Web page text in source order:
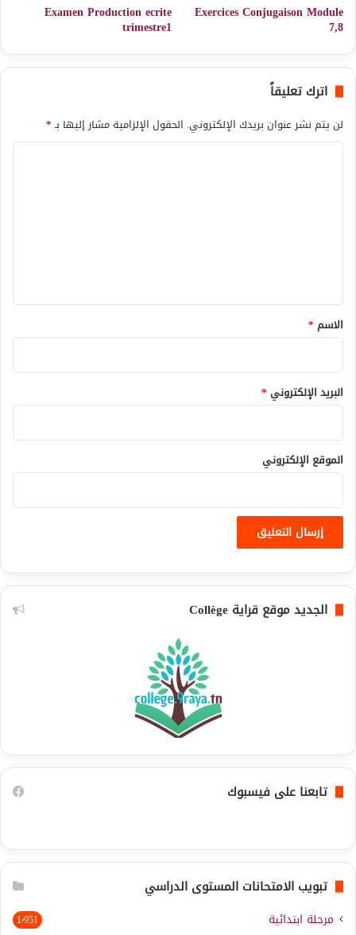
Exercices Conjugaison Module
7,8
Examen Production ecrite
trimestre1
اترك تعليقاً
لن يتم نشر عنوان بريدك الإلكتروني. الحقول الإلزامية مشار إليها بـ*
*
الاسم *
البريد الإلكتروني *
الموقع الإلكتروني
الجديد موقع قراية Collège
تابعنا على فيسبوك
تبويب الامتحانات المستوى الدراسي
مرحلة ابتدائية 1٬951